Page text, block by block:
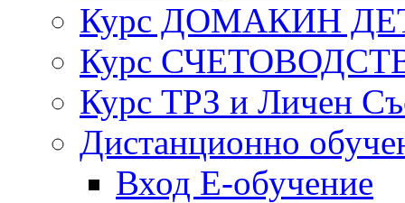
Курс ДОМАКИН
Курс
Курс ТРЗ и Личен
Дистанционно
Вход Е-обучение